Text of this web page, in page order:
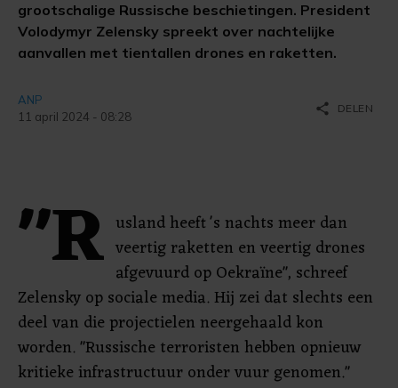
grootschalige Russische beschietingen. President
Volodymyr Zelensky spreekt over nachtelijke
aanvallen met tientallen drones en raketten.
ANP
11 april 2024 - 08:28
share DELEN
"R usland heeft 's nachts meer dan
veertig raketten en veertig drones
afgevuurd op Oekraïne", schreef
Zelensky op sociale media. Hij zei dat slechts een
deel van die projectielen neergehaald kon
worden. "Russische terroristen hebben opnieuw
kritieke infrastructuur onder vuur genomen."